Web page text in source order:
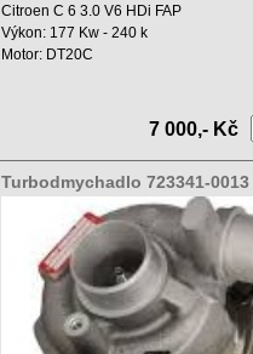
Citroen C 6 3.0 V6 HDi FAP
Výkon: 177 Kw - 240 k
Motor: DT20C
7 000,- Kč
Turbodmychadlo 723341-0013